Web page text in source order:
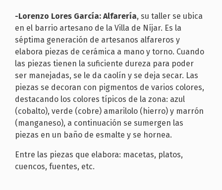
-Lorenzo Lores García: Alfarería, su taller se ubica
en el barrio artesano de la Villa de Níjar. Es la
séptima generación de artesanos alfareros y
elabora piezas de cerámica a mano y torno. Cuando
las piezas tienen la suficiente dureza para poder
ser manejadas, se le da caolín y se deja secar. Las
piezas se decoran con pigmentos de varios colores,
destacando los colores típicos de la zona: azul
(cobalto), verde (cobre) amarilolo (hierro) y marrón
(manganeso), a continuación se sumergen las
piezas en un baño de esmalte y se hornea.
Entre las piezas que elabora: macetas, platos,
cuencos, fuentes, etc.